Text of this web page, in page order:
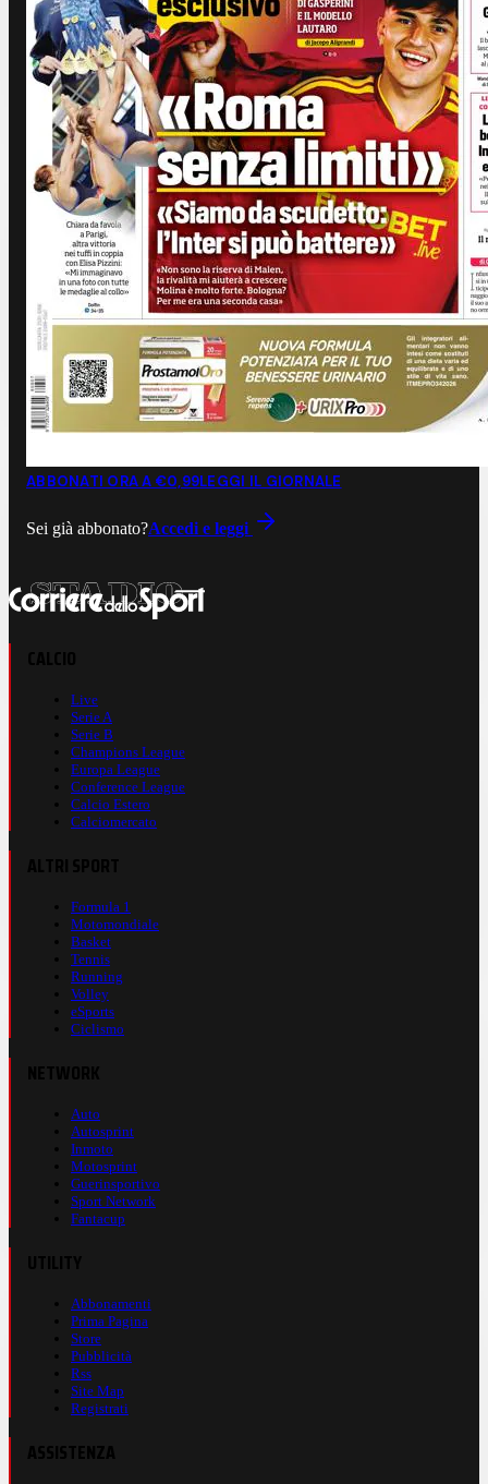
ABBONATI ORA A €0,99LEGGI IL GIORNALE
Sei già abbonato?Accedi e leggi
Live
Serie A
Serie B
Champions League
Europa League
Conference League
Calcio Estero
Calciomercato
Formula 1
Motomondiale
Basket
Tennis
Running
Volley
eSports
Ciclismo
Auto
Autosprint
Inmoto
Motosprint
Guerinsportivo
Sport Network
Fantacup
Abbonamenti
Prima Pagina
Store
Pubblicità
Rss
Site Map
Registrati